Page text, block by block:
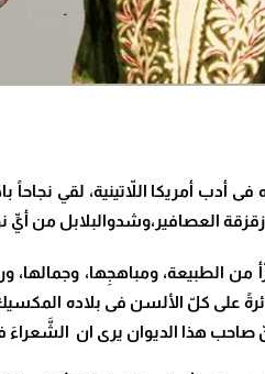
اللاّتينية، لقي نجاحاً
العصافير،وشدوالبلابل من أيِّ
الطبيعة، ومباهجِها، وجمالها،
كلّ الألسن فى بلاده
هذا الديوان يرى ان الشَّعراءَ